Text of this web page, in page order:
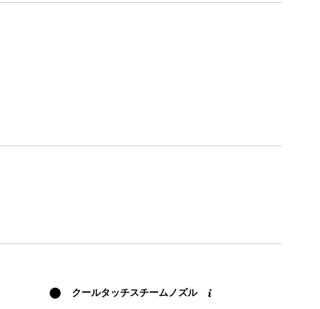
クールタッチスチームノズル